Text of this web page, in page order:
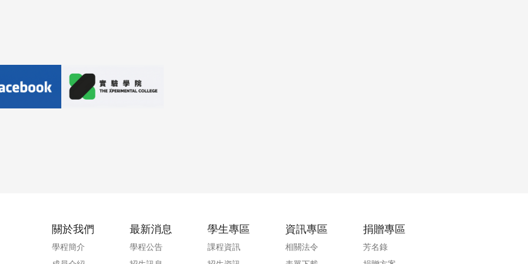
頁尾選單
關於我們
學程簡介
最新消息
學程公告
學生專區
課程資訊
資訊專區
相關法令
捐贈專區
芳名錄